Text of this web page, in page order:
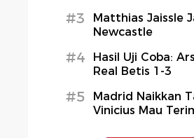
#3
Matthias Jaissle
Newcastle
#4
Hasil Uji Coba:
Real Betis 1-3
#5
Madrid Naikkan
Vinicius Mau